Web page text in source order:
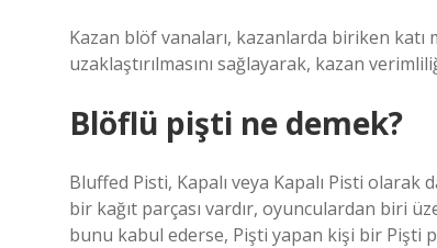
Kazan blöf vanaları, kazanlarda biriken
uzaklaştırılmasını sağlayarak, kazan
Blöflü pişti ne demek?
Bluffed Pisti, Kapalı veya Kapalı Pisti
bir kağıt parçası vardır, oyunculardan biri
bunu kabul ederse, Pişti yapan kişi bir Pişti